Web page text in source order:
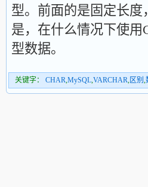
型。前面的是固定长
是，在什么情况下使用
型数据。
关键字： CHAR,MySQL,VARCHAR, 区别 ,